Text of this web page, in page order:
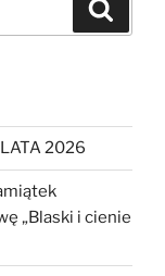
2026
„Blaski i cienie